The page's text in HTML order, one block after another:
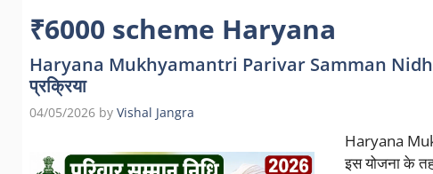
₹6000 scheme Haryana
Haryana Mukhyamantri Parivar Samman Nidhi
प्रक्रिया
04/05/2026 by Vishal Jangra
Haryana
इस योजना के